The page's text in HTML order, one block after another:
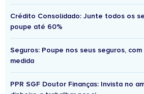
Crédito Consolidado: Junte todos os
poupe até 60%
Seguros: Poupe nos seus seguros,
medida
PPR SGF Doutor Finanças: Invista no